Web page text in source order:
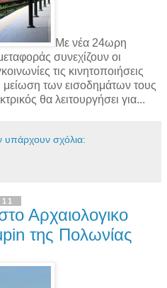
Με νέα 24ωρη
συνεχίζουν οι
τις κινητοποιήσεις
μείωση των εισοδημάτων τους
θα λειτουργήσει για...
υπάρχουν σχόλια:
Αρχαιολογικο
της Πολωνίας